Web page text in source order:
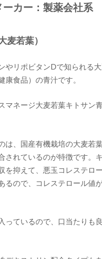
ーカー：製薬会社系
麦若葉）
ポビタンDで知られる大
康食品）の青汁です。
ージ大麦若葉キトサン青
は、国産有機栽培の大麦若
されているのが特徴です。
を抑えて、悪玉コレステロ
るので、コレステロール値
いるので、口当たりも良